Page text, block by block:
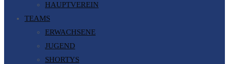
HAUPTVEREIN
TEAMS
ERWACHSENE
JUGEND
SHORTYS